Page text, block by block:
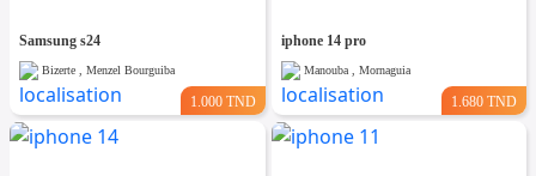
Samsung s24
Bizerte , Menzel Bourguiba
1.000 TND
iphone 14 pro
Manouba , Mornaguia
1.680 TND